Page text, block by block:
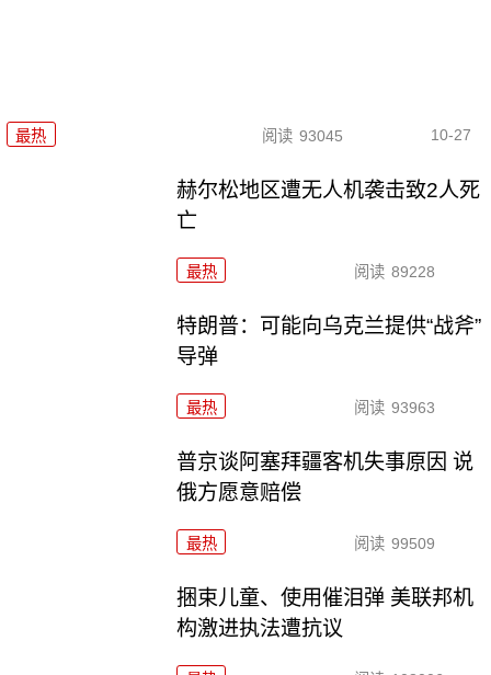
最热 阅读 93045 10-27
赫尔松地区遭无人机袭击致2人死
亡
最热 阅读 89228
特朗普：可能向乌克兰提供“战斧”
导弹
最热 阅读 93963
普京谈阿塞拜疆客机失事原因 说
俄方愿意赔偿
最热 阅读 99509
捆束儿童、使用催泪弹 美联邦机
构激进执法遭抗议